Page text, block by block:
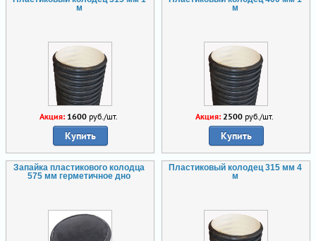
м
Акция: 1600руб./шт.
Купить
м
Акция: 2500руб./шт.
Купить
Запайка пластикового колодца
575 мм герметичное дно
Пластиковый колодец 315 мм 4
м